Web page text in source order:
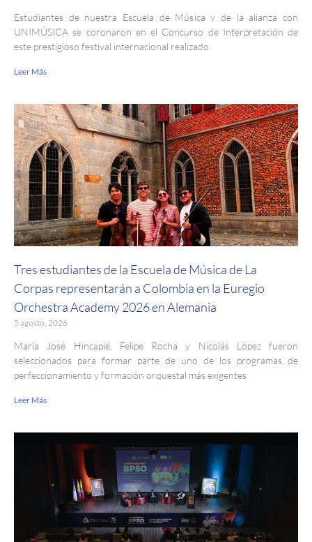
Estudiantes de nuestra Escuela de Música y de la alianza con
UNIMÚSICA se coronaron en el Concurso de Interpretación de
este prestigioso festival internacional realizado
Leer Más
Tres estudiantes de la Escuela de Música de La
Corpas representarán a Colombia en la Euregio
Orchestra Academy 2026 en Alemania
5 agosto, 2026
María José Hincapié, Felipe Rocha y Nicolás López fueron
seleccionados para formar parte de uno de los programas de
perfeccionamiento y formación orquestal más exigentes
Leer Más